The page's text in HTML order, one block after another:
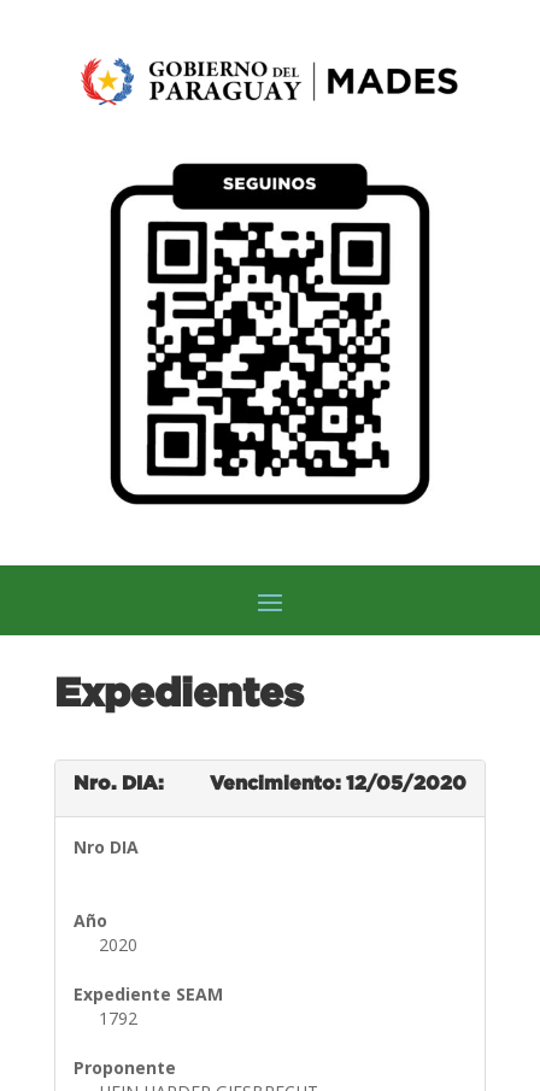
Expedientes
Nro. DIA: Vencimiento: 12/05/2020
Nro DIA
Año
2020
Expediente SEAM
1792
Proponente